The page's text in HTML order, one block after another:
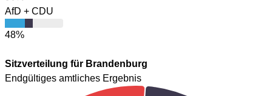
AfD + CDU
48%
Sitzverteilung für Brandenburg
Endgültiges amtliches Ergebnis